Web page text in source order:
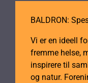
BALDRON:
Vi er en ideell
fremme helse,
inspirere til
og natur.